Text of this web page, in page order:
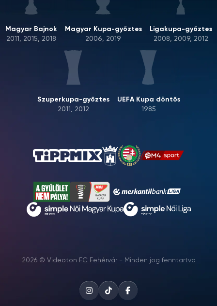
Magyar Bajnok
2011, 2015, 2018
Magyar Kupa-győztes
2006, 2019
Ligakupa-győztes
2008, 2009, 2012
Szuperkupa-győztes
2011, 2012
UEFA Kupa döntős
1985
2026 © Videoton FC Fehérvár - Minden jog fenntartva